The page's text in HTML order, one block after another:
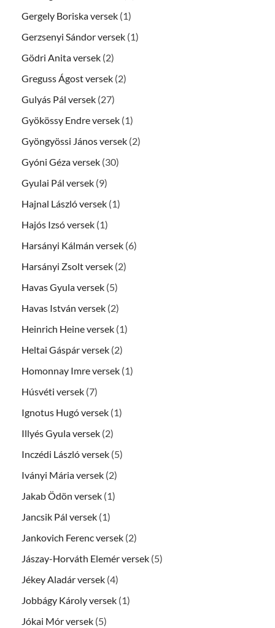
Gergely Boriska versek (1)
Gerzsenyi Sándor versek (1)
Gödri Anita versek (2)
Greguss Ágost versek (2)
Gulyás Pál versek (27)
Gyökössy Endre versek (1)
Gyöngyössi János versek (2)
Gyóni Géza versek (30)
Gyulai Pál versek (9)
Hajnal László versek (1)
Hajós Izsó versek (1)
Harsányi Kálmán versek (6)
Harsányi Zsolt versek (2)
Havas Gyula versek (5)
Havas István versek (2)
Heinrich Heine versek (1)
Heltai Gáspár versek (2)
Homonnay Imre versek (1)
Húsvéti versek (7)
Ignotus Hugó versek (1)
Illyés Gyula versek (2)
Inczédi László versek (5)
Iványi Mária versek (2)
Jakab Ödön versek (1)
Jancsik Pál versek (1)
Jankovich Ferenc versek (2)
Jászay-Horváth Elemér versek (5)
Jékey Aladár versek (4)
Jobbágy Károly versek (1)
Jókai Mór versek (5)